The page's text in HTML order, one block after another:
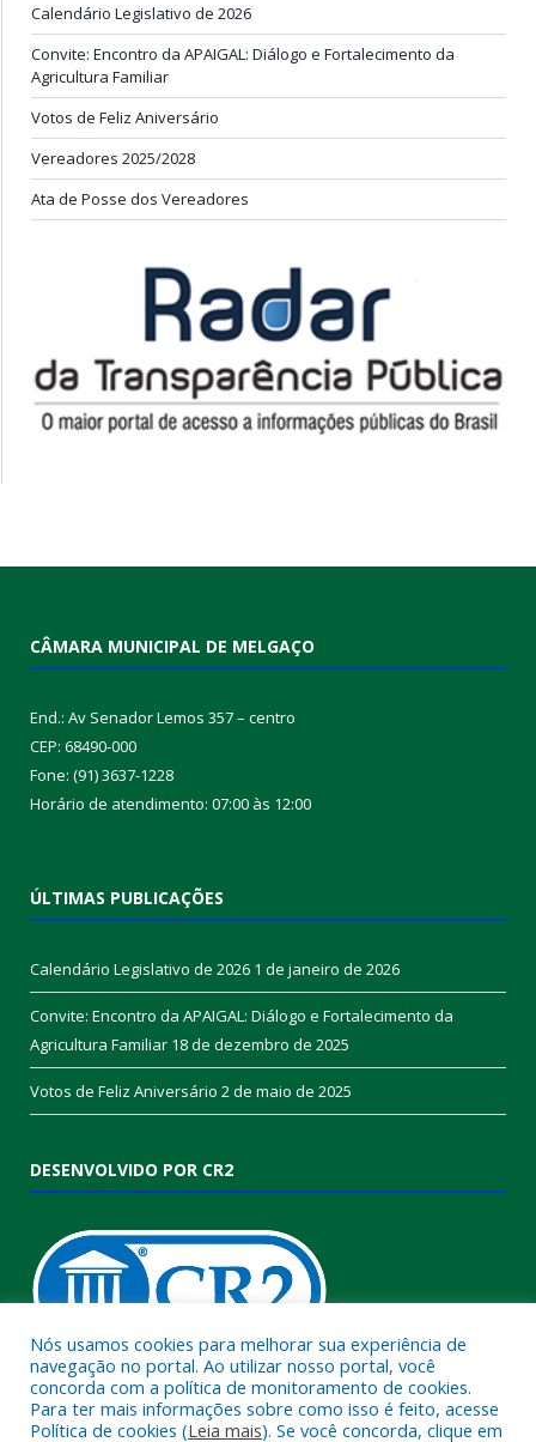
Calendário Legislativo de 2026
Convite: Encontro da APAIGAL: Diálogo e Fortalecimento da
Agricultura Familiar
Votos de Feliz Aniversário
Vereadores 2025/2028
Ata de Posse dos Vereadores
CÂMARA MUNICIPAL DE MELGAÇO
End.: Av Senador Lemos 357 – centro
CEP: 68490-000
Fone: (91) 3637-1228
Horário de atendimento: 07:00 às 12:00
ÚLTIMAS PUBLICAÇÕES
Calendário Legislativo de 2026 1 de janeiro de 2026
Convite: Encontro da APAIGAL: Diálogo e Fortalecimento da
Agricultura Familiar 18 de dezembro de 2025
Votos de Feliz Aniversário 2 de maio de 2025
DESENVOLVIDO POR CR2
Muito mais quecriar siteousistema para prefeituras!
Realizamos umaassessoriacompleta, onde garantimos em
Nós usamos cookies para melhorar sua experiência de
navegação no portal. Ao utilizar nosso portal, você
concorda com a política de monitoramento de cookies.
Para ter mais informações sobre como isso é feito, acesse
Política de cookies (Leia mais). Se você concorda, clique em